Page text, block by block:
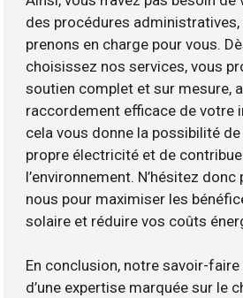
des procédures administratives,
prenons en charge pour vous.
choisissez nos services, vous
soutien complet et sur mesure,
raccordement efficace de votre
cela vous donne la possibilité
propre électricité et de
l’environnement. N’hésitez
nous pour maximiser les
solaire et réduire vos coûts
En conclusion, notre savoir-faire
d’une expertise marquée sur le